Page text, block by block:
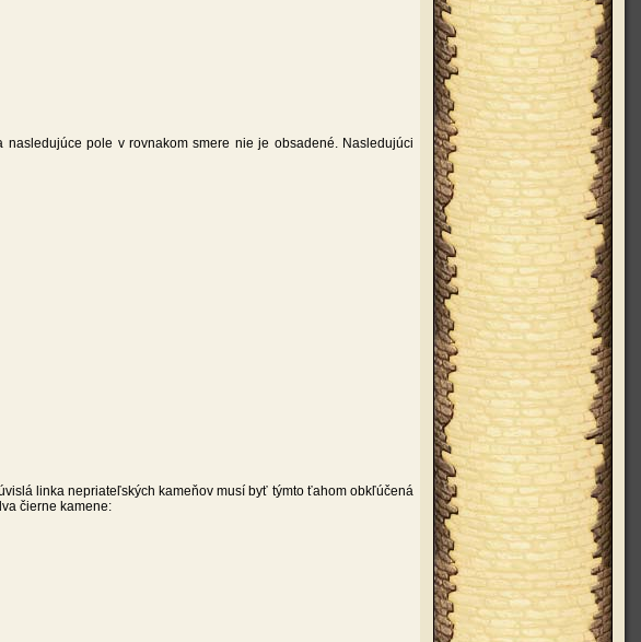
pole v rovnakom smere nie je obsadené. Nasledujúci
linka nepriateľských kameňov musí byť týmto ťahom obkľúčená
čierne kamene: